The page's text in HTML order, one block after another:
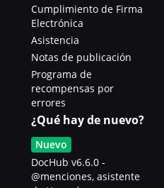
Cumplimiento de Firma
Electrónica
Asistencia
Notas de publicación
Programa de
recompensas por
errores
¿Qué hay de nuevo?
Nuevo
DocHub v6.6.0 -
@menciones, asistente